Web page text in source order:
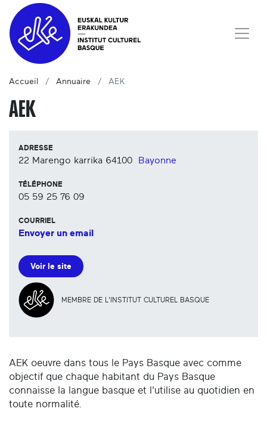
Accueil Annuaire AEK
AEK
ADRESSE
22 Marengo karrika 64100 Bayonne
TÉLÉPHONE
05 59 25 76 09
COURRIEL
Envoyer un email
Voir le site
MEMBRE DE L'INSTITUT CULTUREL BASQUE
AEK oeuvre dans tous le Pays Basque avec comme
objectif que chaque habitant du Pays Basque
connaisse la langue basque et l'utilise au quotidien en
toute normalité.